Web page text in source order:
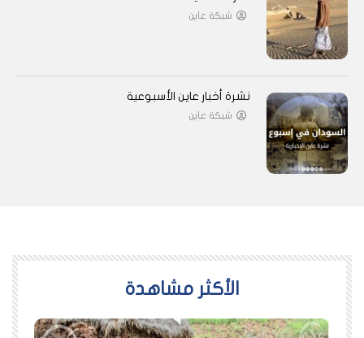
شبكة عاين
نشرة أخبار عاين الأسبوعية
شبكة عاين
اﻷكثر مشاهدة